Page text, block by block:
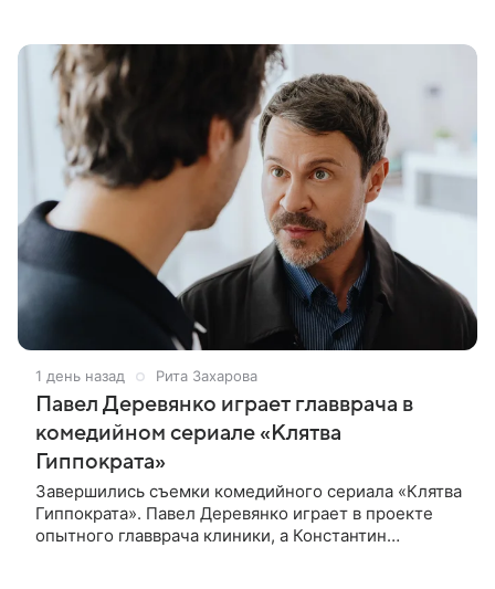
1 день назад Рита Захарова
Павел Деревянко играет главврача в
комедийном сериале «Клятва
Гиппократа»
Завершились съемки комедийного сериала «Клятва
Гиппократа». Павел Деревянко играет в проекте
опытного главврача клиники, а Константин